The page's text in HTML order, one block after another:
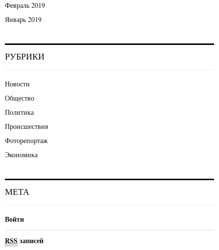
Февраль 2019
Январь 2019
РУБРИКИ
Новости
Общество
Политика
Происшествия
Фоторепортаж
Экономика
МЕТА
Войти
RSSзаписей